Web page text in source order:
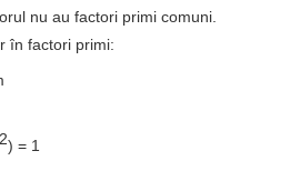
nu au factori primi comuni.
în factori primi:
2) = 1